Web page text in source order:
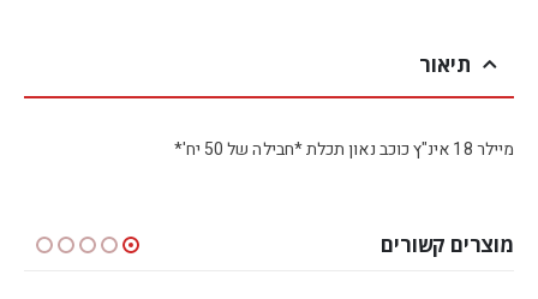
תיאור
מיילר 18 אינ"ץ כוכב נאון תכלת *חבילה של 50 יח'*
מוצרים קשורים